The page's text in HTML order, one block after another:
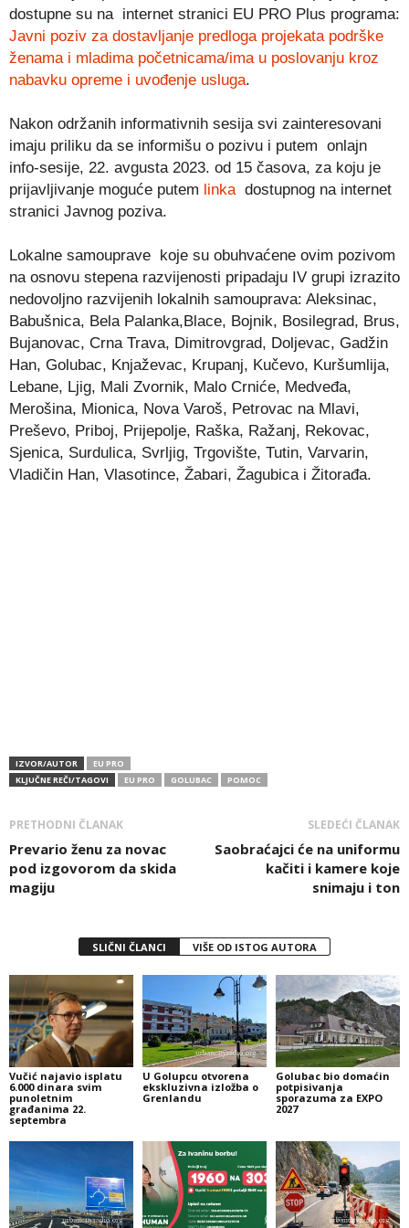
dostupne su na internet stranici EU PRO Plus programa:
Javni poziv za dostavljanje predloga projekata podrške
ženama i mladima početnicama/ima u poslovanju kroz
nabavku opreme i uvođenje usluga.
Nakon održanih informativnih sesija svi zainteresovani
imaju priliku da se informišu o pozivu i putem onlajn
info-sesije, 22. avgusta 2023. od 15 časova, za koju je
prijavljivanje moguće putem linka dostupnog na internet
stranici Javnog poziva.
Lokalne samouprave koje su obuhvaćene ovim pozivom
na osnovu stepena razvijenosti pripadaju IV grupi izrazito
nedovoljno razvijenih lokalnih samouprava: Aleksinac,
Babušnica, Bela Palanka,Blace, Bojnik, Bosilegrad, Brus,
Bujanovac, Crna Trava, Dimitrovgrad, Doljevac, Gadžin
Han, Golubac, Knjaževac, Krupanj, Kučevo, Kuršumlija,
Lebane, Ljig, Mali Zvornik, Malo Crniće, Medveđa,
Merošina, Mionica, Nova Varoš, Petrovac na Mlavi,
Preševo, Priboj, Prijepolje, Raška, Ražanj, Rekovac,
Sjenica, Surdulica, Svrljig, Trgovište, Tutin, Varvarin,
Vladičin Han, Vlasotince, Žabari, Žagubica i Žitorađa.
IZVOR/AUTOR
EU PRO
KLJUČNE REČI/TAGOVI
EU PRO GOLUBAC POMOC
PRETHODNI ČLANAK
Prevario ženu za novac
pod izgovorom da skida
magiju
SLEDEĆI ČLANAK
Saobraćajci će na uniformu
kačiti i kamere koje
snimaju i ton
SLIČNI ČLANCI VIŠE OD ISTOG AUTORA
Vučić najavio isplatu
6.000 dinara svim
punoletnim
građanima 22.
septembra
U Golupcu otvorena
ekskluzivna izložba o
Grenlandu
Golubac bio domaćin
potpisivanja
sporazuma za EXPO
2027